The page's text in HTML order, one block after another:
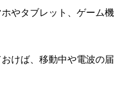
やタブレット、ゲーム機
けば、移動中や電波の届